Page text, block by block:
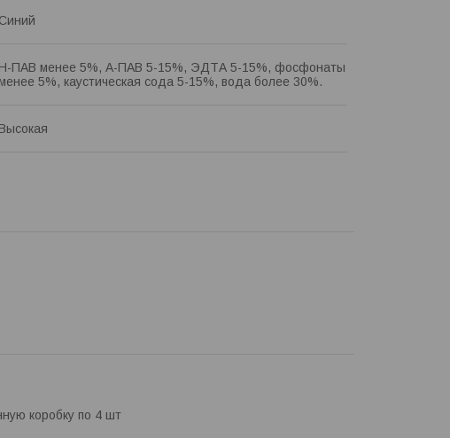
Синий
Н-ПАВ менее 5%, А-ПАВ 5-15%, ЭДТА 5-15%, фосфонаты
менее 5%, каустическая сода 5-15%, вода более 30%.
Высокая
коробку по 4 шт